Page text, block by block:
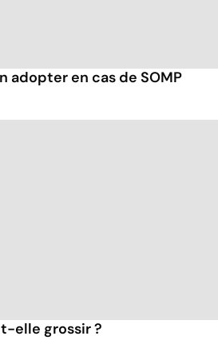
adopter en cas de SOMP
elle grossir ?